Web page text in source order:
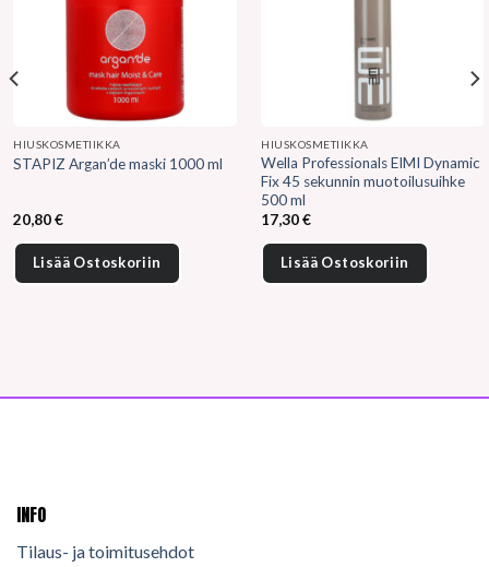
HIUSKOSMETIIKKA
STAPIZ Argan’de maski 1000 ml
20,80€
Lisää Ostoskoriin
HIUSKOSMETIIKKA
Wella Professionals EIMI Dynamic
Fix 45 sekunnin muotoilusuihke
500 ml
17,30€
Lisää Ostoskoriin
INFO
Tilaus- ja toimitusehdot